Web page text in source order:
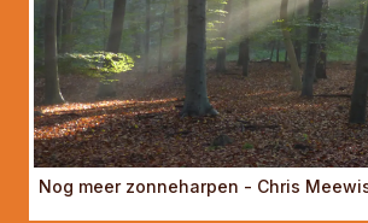
Nog meer zonneharpen - Chris